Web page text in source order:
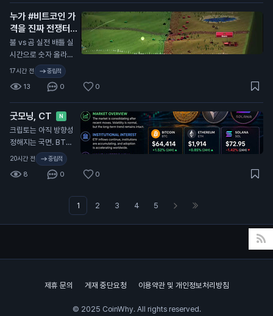
누가 #비트코인 가
격을 진짜 전쟁터처
럼 보여주는 사이트
를 만들어놨다
불 vs 곰 실전 배틀 실
시간으로 숫자 올라가
는 거 보자 🚀
17시간 전 중립적
13 0 0
굿모닝, CT N
크립토는 아직 방향성
정해지는 국면. BTC
는 약 $64.4K로 24
시간 기준 +1.5%. ET
H는 약 $1.91K, SOL
쳐주고, ETH는 탄탄
요 지지선 체크. 다음
아니라 준비한 사람에
20시간 전 중립적
8 0 0
1 2 3 4 5
제휴 문의 게재 중단요청 이용약관 및 개인정보처리방침
© 2025 CoinWhy. All rights reserved.